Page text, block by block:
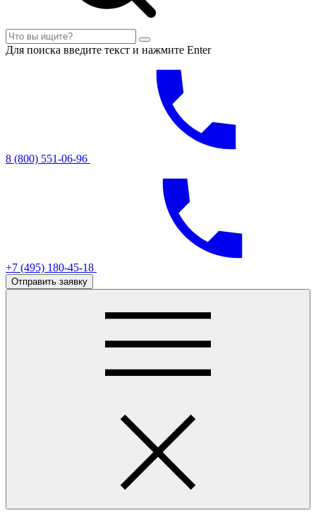
Для поиска введите текст и нажмите Enter
8 (800) 551-06-96
+7 (495) 180-45-18
Отправить заявку